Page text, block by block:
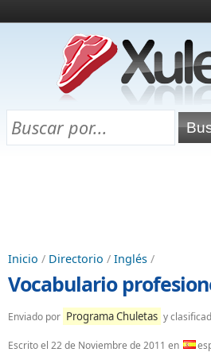
¿Qué es esto?
Directorio
Chuletas para exámenes
Inicio / Directorio / Inglés /
Vocabulario
Enviado por Programa Chuletas y
Escrito el 22 de Noviembre de 2011 en